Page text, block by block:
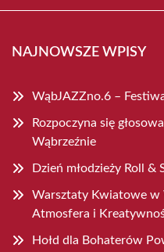
NAJNOWSZE WPISY
WąbJAZZno.6 –
Rozpoczyna się
Wąbrzeźnie
Dzień młodzieży Roll &
Warsztaty Kwiatowe w
Atmosfera i
Hołd dla Bohaterów